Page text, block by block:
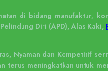
di bidang manufaktur,
Diri (APD), Alas Kaki,
Nyaman dan Kompetitif
meningkatkan untuk